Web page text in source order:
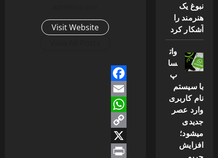
Visit Website
Facebook
Email
WhatsApp
Copy
Link
X
نبوغ یک
هنرمند را
آشکار کرد
وات
سا
پ
با سیستم
نام کاربری
وارد عصر
جدیدی
میشود؛
افزایش